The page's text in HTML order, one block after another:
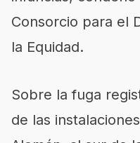
Consorcio para el
la Equidad.
Sobre la fuga
de las